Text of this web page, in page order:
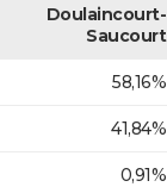
Doulaincourt-
Saucourt
58,16%
41,84%
0,91%